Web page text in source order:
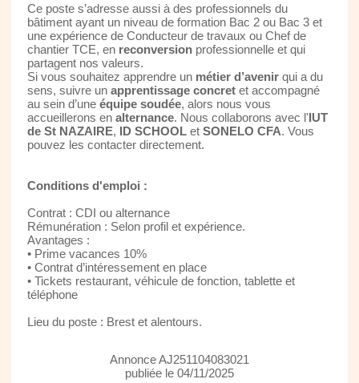
Ce poste s’adresse aussi à des professionnels du
bâtiment ayant un niveau de formation Bac 2 ou Bac 3 et
une expérience de Conducteur de travaux ou Chef de
chantier TCE, en reconversionprofessionnelle et qui
partagent nos valeurs.
Si vous souhaitez apprendre un métier d’avenirqui a du
sens, suivre un apprentissage concretet accompagné
au sein d’une équipe soudée, alors nous vous
accueillerons en alternance. Nous collaborons avec l'IUT
de St NAZAIRE, ID SCHOOLet SONELO CFA. Vous
pouvez les contacter directement.
Conditions d'emploi :
Contrat : CDI ou alternance
Rémunération : Selon profil et expérience.
Avantages :
• Prime vacances 10%
• Contrat d’intéressement en place
• Tickets restaurant, véhicule de fonction, tablette et
téléphone
Lieu du poste : Brest et alentours.
Annonce AJ251104083021
publiée le 04/11/2025